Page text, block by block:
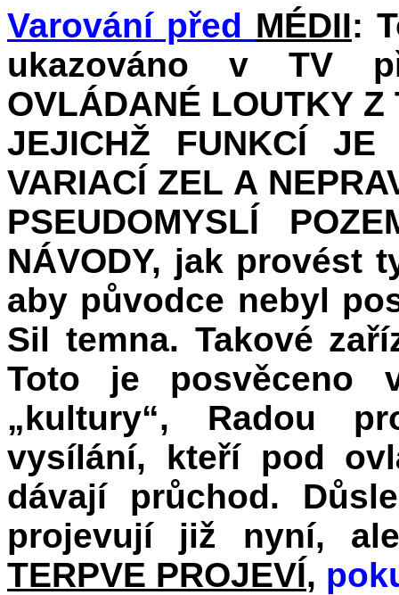
Varování před MÉDII:
ukazováno v TV
OVLÁDANÉ LOUTKY Z
JEJICHŽ FUNKCÍ JE
VARIACÍ ZEL A
PSEUDOMYSLÍ
NÁVODY, jak provést
aby původce nebyl
Sil temna. Takové
Toto je posvěceno
„kultury“, Radou
vysílání, kteří pod
dávají průchod.
projevují již nyní,
TERPVE PROJEVÍ,